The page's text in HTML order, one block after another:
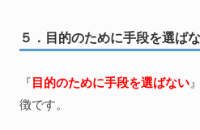
５．目的のために手段を選ば
『目的のために手段を選ばない
徴です。